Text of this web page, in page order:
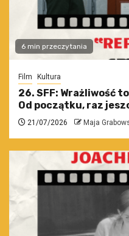
6 min przeczytania
Film Kultura
26. SFF: Wrażliwość
Od początku, raz
21/07/2026 Maja